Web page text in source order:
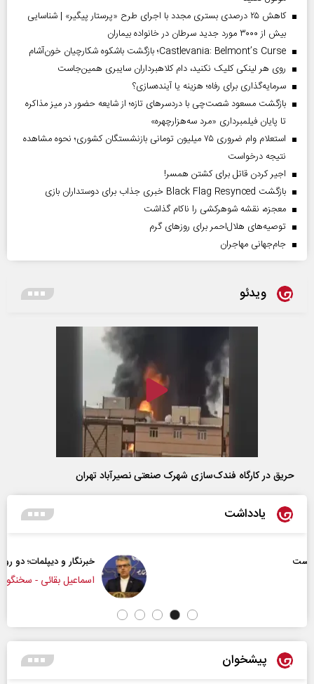
کاهش ۲۵ درصدی بستری مجدد با اجرای طرح «پرستار پیگیر» | شناسایی
بیش از ۳۰۰۰ مورد جدید سرطان در خانواده بیماران
Castlevania: Belmont’s Curse؛ بازگشت باشکوه شکارچیان خون‌آشام
روی هر لینکی کلیک نکنید، دام کلاهبرداران سایبری همین‌جاست
سرمایه‌گذاری برای رفاه؛ هزینه یا آینده‌سازی؟
بازگشت مسعود شصت‌چی با دردسر‌های تازه؛ از شایعه حضور در میز مذاکره
تا پایان فیلمبرداری «مرد سه‌هزارچهره»
استعلام وام ضروری ۷۵ میلیون تومانی بازنشستگان کشوری؛ نحوه مشاهده
نتیجه درخواست
اجیر کردن قاتل برای کشتن همسر!
بازگشت Black Flag Resynced خبری جذاب برای دوستداران بازی
معجزه، نقشه شوهرکشی را ناکام گذاشت
توصیه‌های هلال‌احمر برای روز‌های گرم
جام‌جهانی مهاجران
ویدئو
حریق در کارگاه فندک‌سازی شهرک صنعتی نصیرآباد تهران
یادداشت
خبرنگار و دیپلمات؛ دو روایت از یک جبهه
اسماعیل بقائی - سخنگوی وزارت امور خارجه
پیشخوان